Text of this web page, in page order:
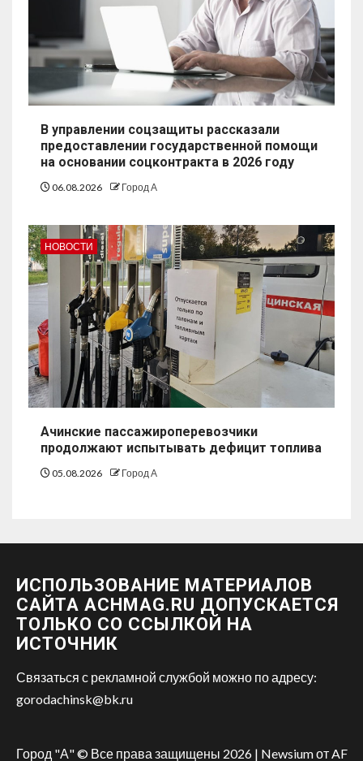
В управлении соцзащиты рассказали
предоставлении государственной помощи
на основании соцконтракта в 2026 году
06.08.2026 Город А
НОВОСТИ
Ачинские пассажироперевозчики
продолжают испытывать дефицит топлива
05.08.2026 Город А
ИСПОЛЬЗОВАНИЕ МАТЕРИАЛОВ
САЙТА ACHMAG.RU ДОПУСКАЕТСЯ
ТОЛЬКО СО ССЫЛКОЙ НА
ИСТОЧНИК
Связаться с рекламной службой можно по адресу:
gorodachinsk@bk.ru
Город "А" © Все права защищены 2026 | Newsiumот AF